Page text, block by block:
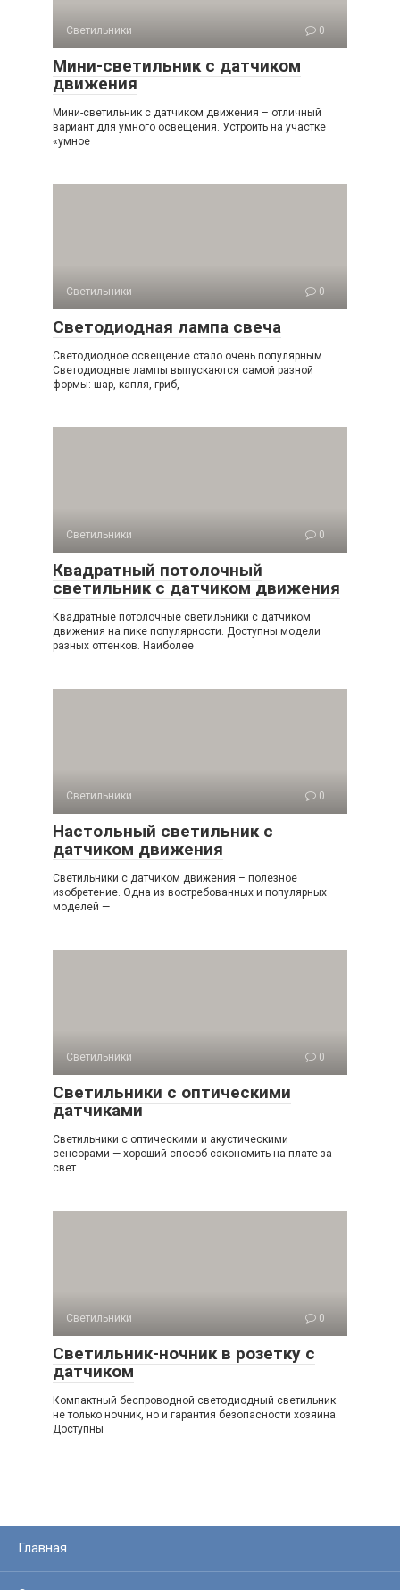
Светильники 0
Мини-светильник с датчиком
движения
Мини-светильник с датчиком движения – отличный
вариант для умного освещения. Устроить на участке
«умное
Светильники 0
Светодиодная лампа свеча
Светодиодное освещение стало очень популярным.
Светодиодные лампы выпускаются самой разной
формы: шар, капля, гриб,
Светильники 0
Квадратный потолочный
светильник с датчиком движения
Квадратные потолочные светильники с датчиком
движения на пике популярности. Доступны модели
разных оттенков. Наиболее
Светильники 0
Настольный светильник с
датчиком движения
Светильники с датчиком движения – полезное
изобретение. Одна из востребованных и популярных
моделей —
Светильники 0
Светильники с оптическими
датчиками
Светильники с оптическими и акустическими
сенсорами — хороший способ сэкономить на плате за
свет.
Светильники 0
Светильник-ночник в розетку с
датчиком
Компактный беспроводной светодиодный светильник —
не только ночник, но и гарантия безопасности хозяина.
Доступны
Главная